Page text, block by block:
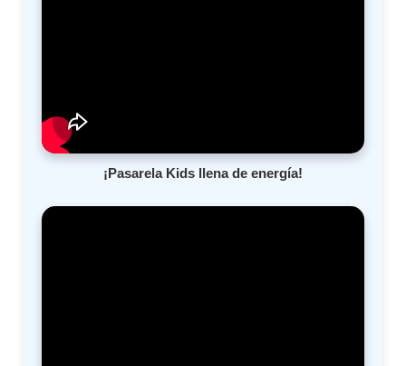
¡Pasarela Kids llena de energía!